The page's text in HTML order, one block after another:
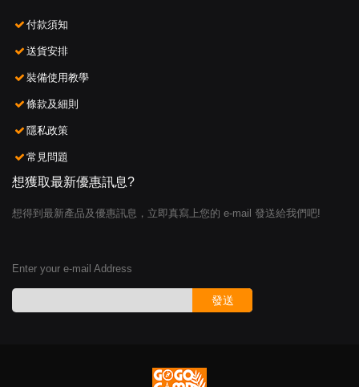
付款須知
送貨安排
裝備使用教學
條款及細則
隱私政策
常見問題
想獲取最新優惠訊息?
想得到最新產品及優惠訊息，立即真寫上您的 e-mail 發送給我們吧!
Enter your e-mail Address
發送